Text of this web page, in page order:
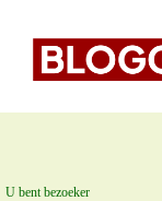
U bent bezoeker